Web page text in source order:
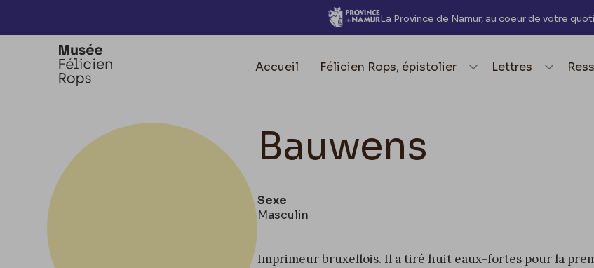
La Province de Namur, au coeur de votre
Accueil element.menu.open_menu
Félicien Rops, épistolier Lettres
Bauwens
Sexe
Masculin
Imprimeur bruxellois. Il a tiré huit eaux-fortes pour la